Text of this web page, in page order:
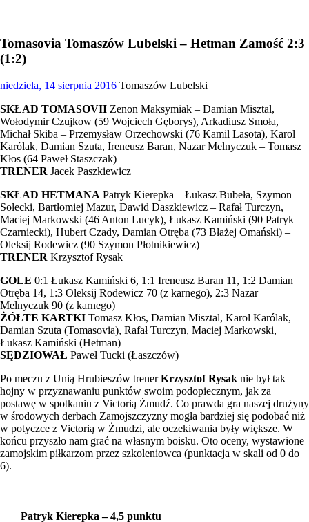
Tomasovia Tomaszów Lubelski – Hetman Zamość 2:3
(1:2)
niedziela, 14 sierpnia 2016 Tomaszów Lubelski
SKŁAD TOMASOVII Zenon Maksymiak – Damian Misztal,
Wołodymir Czujkow (59 Wojciech Gęborys), Arkadiusz Smoła,
Michał Skiba – Przemysław Orzechowski (76 Kamil Lasota), Karol
Karólak, Damian Szuta, Ireneusz Baran, Nazar Melnyczuk – Tomasz
Kłos (64 Paweł Staszczak)
TRENER Jacek Paszkiewicz
SKŁAD HETMANA Patryk Kierepka – Łukasz Bubeła, Szymon
Solecki, Bartłomiej Mazur, Dawid Daszkiewicz – Rafał Turczyn,
Maciej Markowski (46 Anton Lucyk), Łukasz Kamiński (90 Patryk
Czarniecki), Hubert Czady, Damian Otręba (73 Błażej Omański) –
Oleksij Rodewicz (90 Szymon Płotnikiewicz)
TRENER Krzysztof Rysak
GOLE 0:1 Łukasz Kamiński 6, 1:1 Ireneusz Baran 11, 1:2 Damian
Otręba 14, 1:3 Oleksij Rodewicz 70 (z karnego), 2:3 Nazar
Melnyczuk 90 (z karnego)
ŻÓŁTE KARTKI Tomasz Kłos, Damian Misztal, Karol Karólak,
Damian Szuta (Tomasovia), Rafał Turczyn, Maciej Markowski,
Łukasz Kamiński (Hetman)
SĘDZIOWAŁ Paweł Tucki (Łaszczów)
Po meczu z Unią Hrubieszów trenerKrzysztof Rysak nie był tak
hojny w przyznawaniu punktów swoim podopiecznym, jak za
postawę w spotkaniu z Victorią Żmudź. Co prawda gra naszej drużyny
w środowych derbach Zamojszczyzny mogła bardziej się podobać niż
w potyczce z Victorią w Żmudzi, ale oczekiwania były większe. W
końcu przyszło nam grać na własnym boisku. Oto oceny, wystawione
zamojskim piłkarzom przez szkoleniowca (punktacja w skali od 0 do
6).
Patryk Kierepka – 4,5 punktu